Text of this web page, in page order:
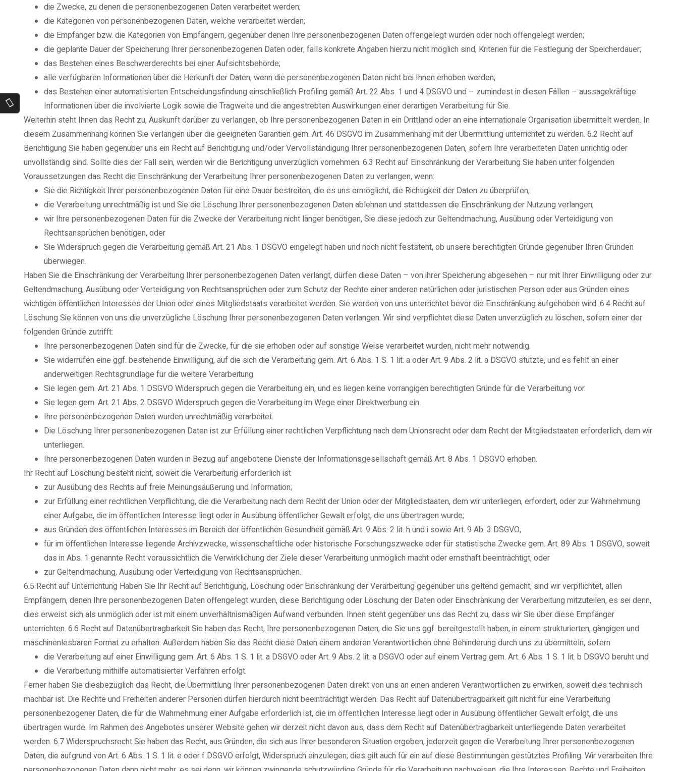
die Zwecke, zu denen die personenbezogenen Daten verarbeitet werden;
die Kategorien von personenbezogenen Daten, welche verarbeitet werden;
die Empfänger bzw. die Kategorien von Empfängern, gegenüber denen Ihre personenbezogenen Daten offengelegt wurden oder noch offengelegt werden;
die geplante Dauer der Speicherung Ihrer personenbezogenen Daten oder, falls konkrete Angaben hierzu nicht möglich sind, Kriterien für die Festlegung der Speicherdauer;
das Bestehen eines Beschwerderechts bei einer Aufsichtsbehörde;
alle verfügbaren Informationen über die Herkunft der Daten, wenn die personenbezogenen Daten nicht bei Ihnen erhoben werden;
das Bestehen einer automatisierten Entscheidungsfindung einschließlich Profiling gemäß Art. 22 Abs. 1 und 4 DSGVO und – zumindest in diesen Fällen – aussagekräftige
Informationen über die involvierte Logik sowie die Tragweite und die angestrebten Auswirkungen einer derartigen Verarbeitung für Sie.
Weiterhin steht Ihnen das Recht zu, Auskunft darüber zu verlangen, ob Ihre personenbezogenen Daten in ein Drittland oder an eine internationale Organisation übermittelt werden. In
diesem Zusammenhang können Sie verlangen über die geeigneten Garantien gem. Art. 46 DSGVO im Zusammenhang mit der Übermittlung unterrichtet zu werden. 6.2 Recht auf
Berichtigung Sie haben gegenüber uns ein Recht auf Berichtigung und/oder Vervollständigung Ihrer personenbezogenen Daten, sofern Ihre verarbeiteten Daten unrichtig oder
unvollständig sind. Sollte dies der Fall sein, werden wir die Berichtigung unverzüglich vornehmen. 6.3 Recht auf Einschränkung der Verarbeitung Sie haben unter folgenden
Voraussetzungen das Recht die Einschränkung der Verarbeitung Ihrer personenbezogenen Daten zu verlangen, wenn:
Sie die Richtigkeit Ihrer personenbezogenen Daten für eine Dauer bestreiten, die es uns ermöglicht, die Richtigkeit der Daten zu überprüfen;
die Verarbeitung unrechtmäßig ist und Sie die Löschung Ihrer personenbezogenen Daten ablehnen und stattdessen die Einschränkung der Nutzung verlangen;
wir Ihre personenbezogenen Daten für die Zwecke der Verarbeitung nicht länger benötigen, Sie diese jedoch zur Geltendmachung, Ausübung oder Verteidigung von
Rechtsansprüchen benötigen, oder
Sie Widerspruch gegen die Verarbeitung gemäß Art. 21 Abs. 1 DSGVO eingelegt haben und noch nicht feststeht, ob unsere berechtigten Gründe gegenüber Ihren Gründen
überwiegen.
Haben Sie die Einschränkung der Verarbeitung Ihrer personenbezogenen Daten verlangt, dürfen diese Daten – von ihrer Speicherung abgesehen – nur mit Ihrer Einwilligung oder zur
Geltendmachung, Ausübung oder Verteidigung von Rechtsansprüchen oder zum Schutz der Rechte einer anderen natürlichen oder juristischen Person oder aus Gründen eines
wichtigen öffentlichen Interesses der Union oder eines Mitgliedstaats verarbeitet werden. Sie werden von uns unterrichtet bevor die Einschränkung aufgehoben wird. 6.4 Recht auf
Löschung Sie können von uns die unverzügliche Löschung Ihrer personenbezogenen Daten verlangen. Wir sind verpflichtet diese Daten unverzüglich zu löschen, sofern einer der
folgenden Gründe zutrifft:
Ihre personenbezogenen Daten sind für die Zwecke, für die sie erhoben oder auf sonstige Weise verarbeitet wurden, nicht mehr notwendig.
Sie widerrufen eine ggf. bestehende Einwilligung, auf die sich die Verarbeitung gem. Art. 6 Abs. 1 S. 1 lit. a oder Art. 9 Abs. 2 lit. a DSGVO stützte, und es fehlt an einer
anderweitigen Rechtsgrundlage für die weitere Verarbeitung.
Sie legen gem. Art. 21 Abs. 1 DSGVO Widerspruch gegen die Verarbeitung ein, und es liegen keine vorrangigen berechtigten Gründe für die Verarbeitung vor.
Sie legen gem. Art. 21 Abs. 2 DSGVO Widerspruch gegen die Verarbeitung im Wege einer Direktwerbung ein.
Ihre personenbezogenen Daten wurden unrechtmäßig verarbeitet.
Die Löschung Ihrer personenbezogenen Daten ist zur Erfüllung einer rechtlichen Verpflichtung nach dem Unionsrecht oder dem Recht der Mitgliedstaaten erforderlich, dem wir
unterliegen.
Ihre personenbezogenen Daten wurden in Bezug auf angebotene Dienste der Informationsgesellschaft gemäß Art. 8 Abs. 1 DSGVO erhoben.
Ihr Recht auf Löschung besteht nicht, soweit die Verarbeitung erforderlich ist
zur Ausübung des Rechts auf freie Meinungsäußerung und Information;
zur Erfüllung einer rechtlichen Verpflichtung, die die Verarbeitung nach dem Recht der Union oder der Mitgliedstaaten, dem wir unterliegen, erfordert, oder zur Wahrnehmung
einer Aufgabe, die im öffentlichen Interesse liegt oder in Ausübung öffentlicher Gewalt erfolgt, die uns übertragen wurde;
aus Gründen des öffentlichen Interesses im Bereich der öffentlichen Gesundheit gemäß Art. 9 Abs. 2 lit. h und i sowie Art. 9 Ab. 3 DSGVO;
für im öffentlichen Interesse liegende Archivzwecke, wissenschaftliche oder historische Forschungszwecke oder für statistische Zwecke gem. Art. 89 Abs. 1 DSGVO, soweit
das in Abs. 1 genannte Recht voraussichtlich die Verwirklichung der Ziele dieser Verarbeitung unmöglich macht oder ernsthaft beeinträchtigt, oder
zur Geltendmachung, Ausübung oder Verteidigung von Rechtsansprüchen.
6.5 Recht auf Unterrichtung Haben Sie Ihr Recht auf Berichtigung, Löschung oder Einschränkung der Verarbeitung gegenüber uns geltend gemacht, sind wir verpflichtet, allen
Empfängern, denen Ihre personenbezogenen Daten offengelegt wurden, diese Berichtigung oder Löschung der Daten oder Einschränkung der Verarbeitung mitzuteilen, es sei denn,
dies erweist sich als unmöglich oder ist mit einem unverhältnismäßigen Aufwand verbunden. Ihnen steht gegenüber uns das Recht zu, dass wir Sie über diese Empfänger
unterrichten. 6.6 Recht auf Datenübertragbarkeit Sie haben das Recht, Ihre personenbezogenen Daten, die Sie uns ggf. bereitgestellt haben, in einem strukturierten, gängigen und
maschinenlesbaren Format zu erhalten. Außerdem haben Sie das Recht diese Daten einem anderen Verantwortlichen ohne Behinderung durch uns zu übermitteln, sofern
die Verarbeitung auf einer Einwilligung gem. Art. 6 Abs. 1 S. 1 lit. a DSGVO oder Art. 9 Abs. 2 lit. a DSGVO oder auf einem Vertrag gem. Art. 6 Abs. 1 S. 1 lit. b DSGVO beruht und
die Verarbeitung mithilfe automatisierter Verfahren erfolgt.
Ferner haben Sie diesbezüglich das Recht, die Übermittlung Ihrer personenbezogenen Daten direkt von uns an einen anderen Verantwortlichen zu erwirken, soweit dies technisch
machbar ist. Die Rechte und Freiheiten anderer Personen dürfen hierdurch nicht beeinträchtigt werden. Das Recht auf Datenübertragbarkeit gilt nicht für eine Verarbeitung
personenbezogener Daten, die für die Wahrnehmung einer Aufgabe erforderlich ist, die im öffentlichen Interesse liegt oder in Ausübung öffentlicher Gewalt erfolgt, die uns
übertragen wurde. Im Rahmen des Angebotes unserer Website gehen wir derzeit nicht davon aus, dass dem Recht auf Datenübertragbarkeit unterliegende Daten verarbeitet
werden. 6.7 Widerspruchsrecht Sie haben das Recht, aus Gründen, die sich aus Ihrer besonderen Situation ergeben, jederzeit gegen die Verarbeitung Ihrer personenbezogenen
Daten, die aufgrund von Art. 6 Abs. 1 S. 1 lit. e oder f DSGVO erfolgt, Widerspruch einzulegen; dies gilt auch für ein auf diese Bestimmungen gestütztes Profiling. Wir verarbeiten Ihre